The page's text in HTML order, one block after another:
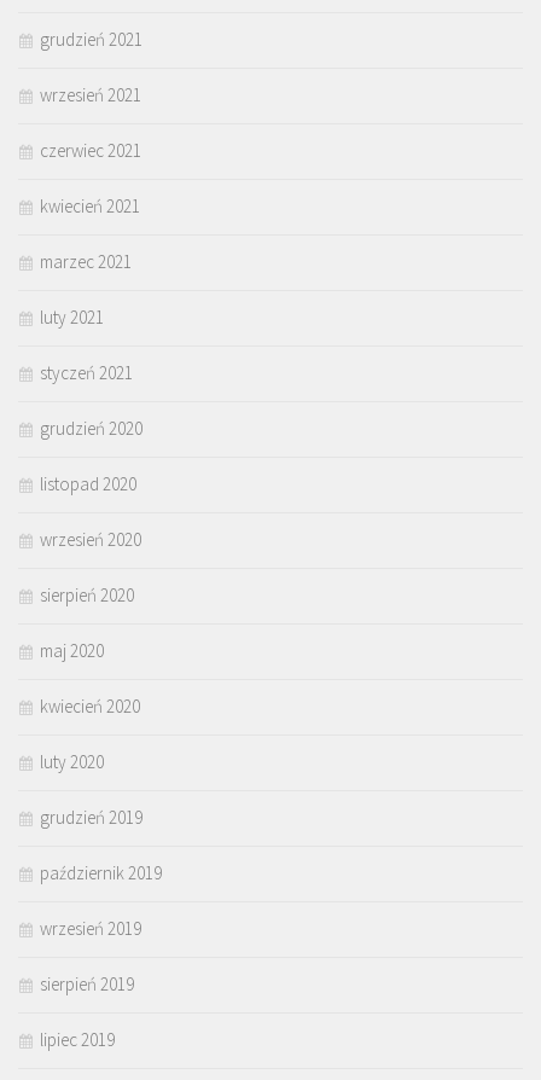
grudzień 2021
wrzesień 2021
czerwiec 2021
kwiecień 2021
marzec 2021
luty 2021
styczeń 2021
grudzień 2020
listopad 2020
wrzesień 2020
sierpień 2020
maj 2020
kwiecień 2020
luty 2020
grudzień 2019
październik 2019
wrzesień 2019
sierpień 2019
lipiec 2019